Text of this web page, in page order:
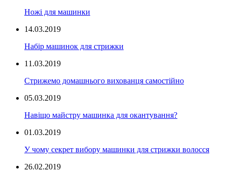
Ножі для машинки
14.03.2019
Набір машинок для стрижки
11.03.2019
Стрижемо домашнього вихованця самостійно
05.03.2019
Навіщо майстру машинка для окантування?
01.03.2019
У чому секрет вибору машинки для стрижки волосся
26.02.2019